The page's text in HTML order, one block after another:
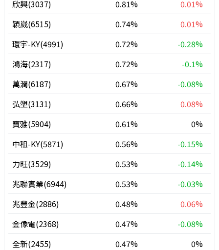
欣興(3037) 0.81%
0.01%
穎崴(6515)
0.74%
0.01%
環宇-KY(4991)
0.72%
-0.28%
鴻海(2317)
0.72%
-0.1%
萬潤(6187)
0.67%
-0.08%
弘塑(3131)
0.66%
0.08%
寶雅(5904)
0.61%
0%
中租-KY(5871)
0.56%
-0.15%
力旺(3529)
0.53%
-0.14%
兆聯實業(6944)
0.53%
-0.03%
兆豐金(2886)
0.48%
0.06%
金像電(2368)
0.47%
-0.08%
全新(2455)
0.47%
0%